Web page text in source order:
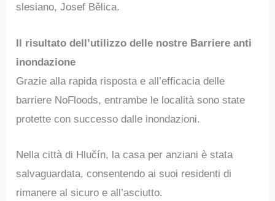
slesiano, Josef Bělica.
Il risultato dell’utilizzo delle nostre Barriere anti
inondazione
Grazie alla rapida risposta e all’efficacia delle
barriere NoFloods, entrambe le località sono state
protette con successo dalle inondazioni.
Nella città di Hlučín, la casa per anziani è stata
salvaguardata, consentendo ai suoi residenti di
rimanere al sicuro e all’asciutto.